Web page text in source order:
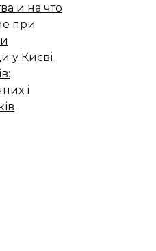
и на что
при
у Києві
і